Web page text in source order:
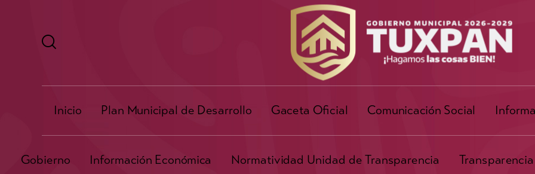
Inicio Plan Municipal de Desarrollo Gaceta Oficial Comunicación Social
Gobierno Información Económica Normatividad Unidad de Transparencia Transparencia